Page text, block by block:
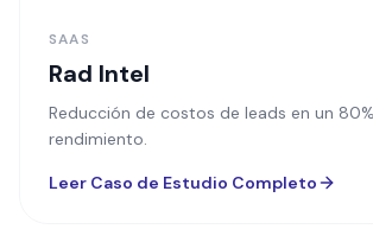
SAAS
Rad Intel
Reducción de costos de leads en un
rendimiento.
Leer Caso de Estudio Completo